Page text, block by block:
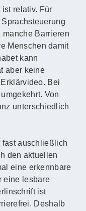
relativ. Für
Barrieren
Menschen damit
kann
aber keine
Bei
Von
unterschiedlich
fast auschließlich
den aktuellen
eine erkennbare
eine lesbare
ist
Deshalb